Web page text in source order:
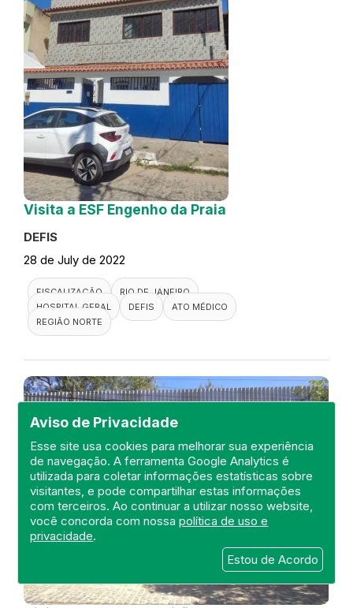
Aviso de Privacidade
Esse site usa cookies para melhorar sua experiência
de navegação. A ferramenta Google Analytics é
utilizada para coletar informações estatísticas sobre
visitantes, e pode compartilhar estas informações
com terceiros. Ao continuar a utilizar nosso website,
você concorda com nossapolítica de uso e
privacidade.
Estou de Acordo
Visita a ESF Engenho da Praia
DEFIS
28 de July de 2022
FISCALIZAÇÃO
RIO DE JANEIRO
HOSPITAL GERAL
DEFIS
ATO MÉDICO
REGIÃO NORTE